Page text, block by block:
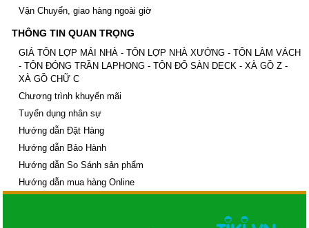
Vận Chuyển, giao hàng ngoài giờ
THÔNG TIN QUAN TRỌNG
GIÁ TÔN LỢP MÁI NHÀ - TÔN LỢP NHÀ XƯỞNG - TÔN LÀM VÁCH
- TÔN ĐÓNG TRẦN LAPHONG - TÔN ĐỔ SÀN DECK - XÀ GỒ Z -
XÀ GỒ CHỮ C
Chương trình khuyến mãi
Tuyển dụng nhân sự
Hướng dẫn Đặt Hàng
Hướng dẫn Bảo Hành
Hướng dẫn So Sánh sản phẩm
Hướng dẫn mua hàng Online